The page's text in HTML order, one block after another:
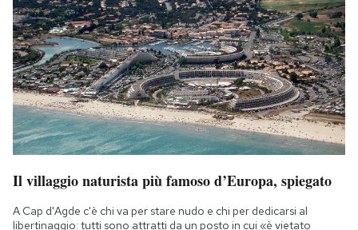
Il villaggio naturista più famoso d’Europa, spiegato
A Cap d'Agde c'è chi va per stare nudo e chi per dedicarsi al
libertinaggio: tutti sono attratti da un posto in cui «è vietato